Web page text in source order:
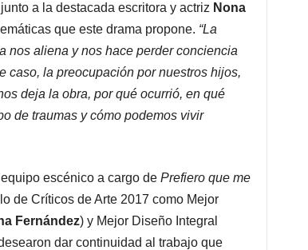
a la destacada escritora y actriz Nona
que este drama propone. “La
nos aliena y nos hace perder conciencia
caso, la preocupación por nuestros hijos,
deja la obra, por qué ocurrió, en qué
de traumas y cómo podemos vivir
escénico a cargo de Prefiero que me
de Críticos de Arte 2017 como Mejor
Fernández) y Mejor Diseño Integral
dar continuidad al trabajo que